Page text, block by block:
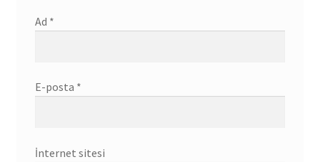
Ad *
E-posta *
İnternet sitesi